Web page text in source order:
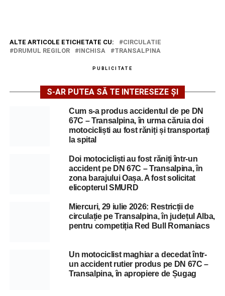
ALTE ARTICOLE ETICHETATE CU:
CIRCULATIE
DRUMUL REGILOR
INCHISA TRANSALPINA
PUBLICITATE
S-AR PUTEA SĂ TE INTERESEZE ȘI
Cum s-a produs accidentul de pe DN
67C – Transalpina, în urma căruia doi
motocicliști au fost răniți și transportați
la spital
Doi motocicliști au fost răniți într-un
accident pe DN 67C – Transalpina, în
zona barajului Oașa. A fost solicitat
elicopterul SMURD
Miercuri, 29 iulie 2026: Restricții de
circulație pe Transalpina, în județul Alba,
pentru competiția Red Bull Romaniacs
Un motociclist maghiar a decedat într-
un accident rutier produs pe DN 67C –
Transalpina, în apropiere de Șugag